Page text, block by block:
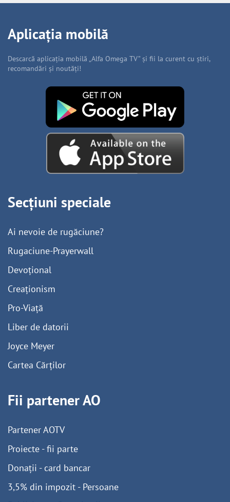
Aplicația mobilă
Descarcă aplicația mobilă „Alfa Omega TV” și fii la curent cu știri,
recomandări și noutăți!
Secțiuni speciale
Ai nevoie de rugăciune?
Rugaciune-Prayerwall
Devoțional
Creaționism
Pro-Viață
Liber de datorii
Joyce Meyer
Cartea Cărților
Fii partener AO
Partener AOTV
Proiecte - fii parte
Donații - card bancar
3,5% din impozit - Persoane